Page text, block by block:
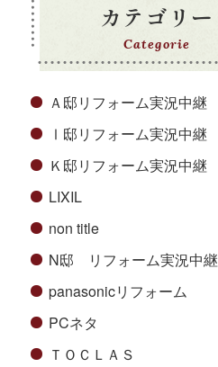
カテゴリー
Categorie
Ａ邸リフォーム実況中継
Ⅰ邸リフォーム実況中継
Ｋ邸リフォーム実況中継
LIXIL
non title
N邸 リフォーム実況中継
panasonicリフォーム
PCネタ
ＴＯＣＬＡＳ